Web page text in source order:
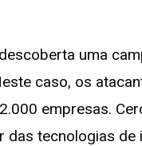
uma
caso, os
empresas.
tecnologias